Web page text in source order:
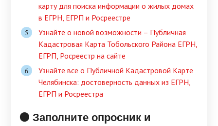
карту для поиска информации о жилых домах
в ЕГРН, ЕГРП и Росреестре
Узнайте о новой возможности – Публичная
Кадастровая Карта Тобольского Района ЕГРН,
ЕГРП, Росреестр на сайте
Узнайте все о Публичной Кадастровой Карте
Челябинска: достоверность данных из ЕГРН,
ЕГРП и Росреестра
🟠 Заполните опросник и